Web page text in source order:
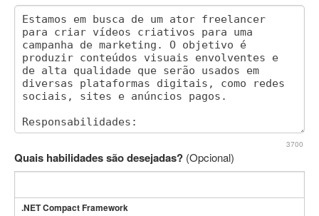
3700
Quais habilidades são desejadas? (Opcional)
.NET Compact Framework